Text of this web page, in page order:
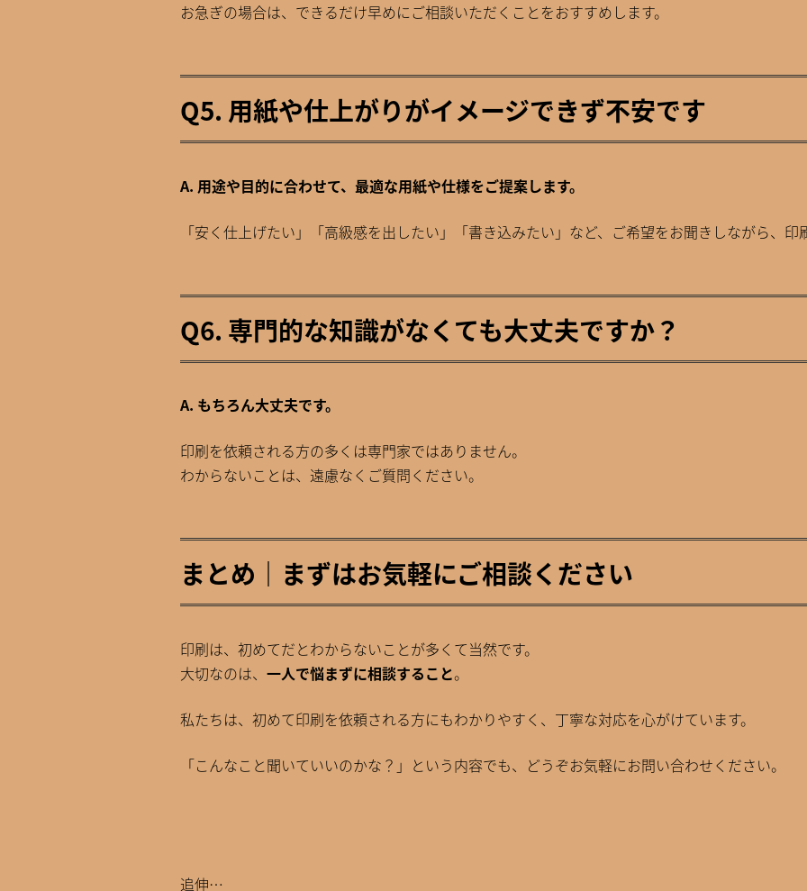
お急ぎの場合は、できるだけ早めにご相談いただくことをおすすめします。
Q5. 用紙や仕上がりがイメージできず不安です
A. 用途や目的に合わせて、最適な用紙や仕様をご提案します。
「安く仕上げたい」「高級感を出したい」「書き込みたい」など、ご希望をお聞きしながら、印
Q6. 専門的な知識がなくても大丈夫ですか？
A. もちろん大丈夫です。
印刷を依頼される方の多くは専門家ではありません。
わからないことは、遠慮なくご質問ください。
まとめ｜まずはお気軽にご相談ください
印刷は、初めてだとわからないことが多くて当然です。
大切なのは、 一人で悩まずに相談すること。
私たちは、初めて印刷を依頼される方にもわかりやすく、丁寧な対応を心がけています。
「こんなこと聞いていいのかな？」という内容でも、どうぞお気軽にお問い合わせください。
追伸…